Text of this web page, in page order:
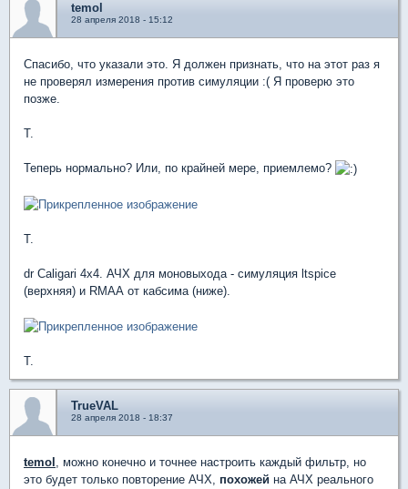
temol
28 апреля 2018 - 15:12
Спасибо, что указали это. Я должен признать, что на этот раз я
не проверял измерения против симуляции :( Я проверю это
позже.
T.
Теперь нормально? Или, по крайней мере, приемлемо?
T.
dr Caligari 4x4. АЧХ для моновыхода - симуляция ltspice
(верхняя) и RMAA от кабсима (ниже).
T.
TrueVAL
28 апреля 2018 - 18:37
temol , можно конечно и точнее настроить каждый фильтр, но
это будет только повторение АЧХ, похожей на АЧХ реального